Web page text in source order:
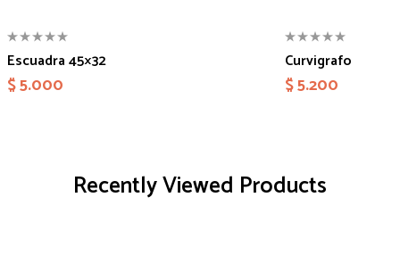
Escuadra 45×32
$5.000
Curvigrafo
$5.200
Recently Viewed Products